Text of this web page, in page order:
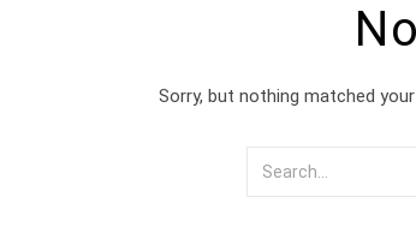
Sorry, but nothing matched